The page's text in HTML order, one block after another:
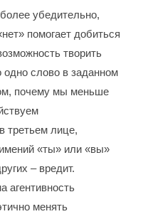
убедительно,
помогает добиться
творить
одно слово в заданном
почему мы меньше
третьем лице,
«ты» или «вы»
– вредит.
агентивность
менять